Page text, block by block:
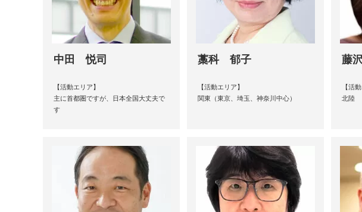
中田 悦司
【活動エリア】
主に首都圏ですが、日本全国大丈夫で
す
藁科 郁子
【活動エリア】
関東（東京、埼玉、神奈川中心）
藤
【活
北陸